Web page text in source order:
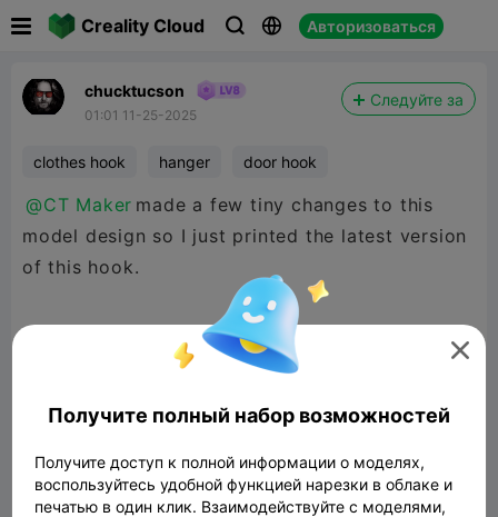
Creality Cloud   Авторизоваться
chucktucson
01:01 11-25-2025
Следуйте за
clothes hook hanger door hook
@CT Maker made a few tiny changes to this
model design so I just printed the latest version
of this hook.
Thank you so much for the changes, the sharp
Great model, nice work!

Получите полный набор возможностей
Получите доступ к полной информации о моделях,
воспользуйтесь удобной функцией нарезки в облаке и
печатью в один клик. Взаимодействуйте с моделями,